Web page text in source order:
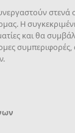
στενά
Η
και θα